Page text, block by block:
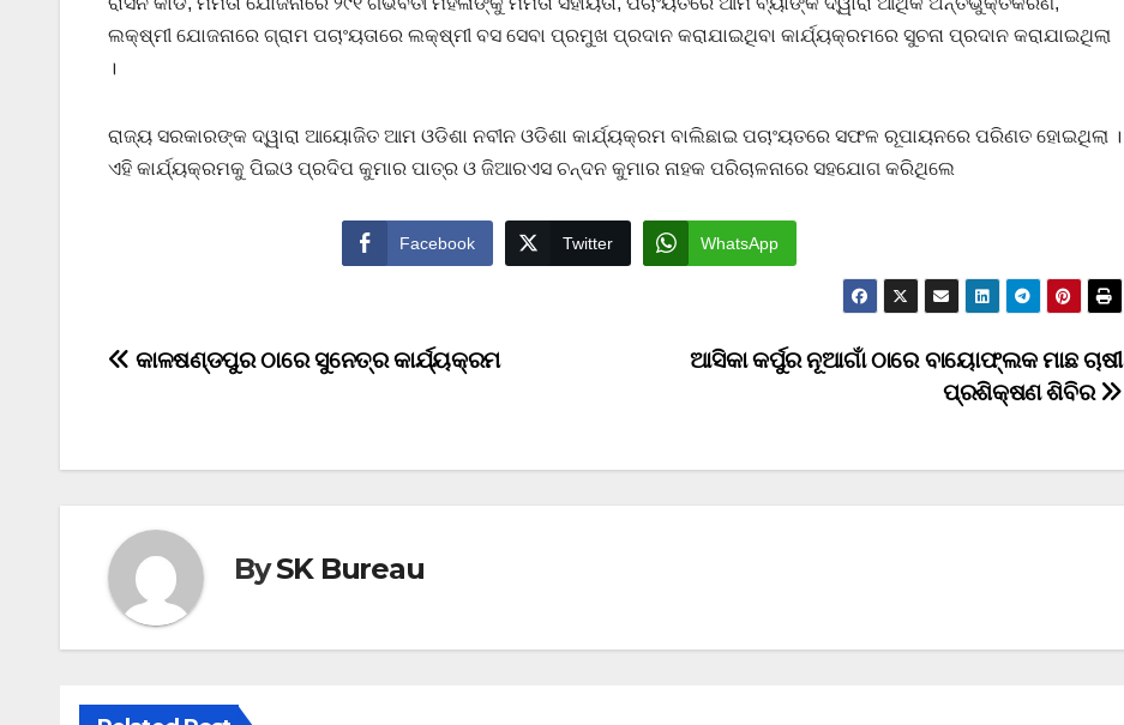
ଲକ୍ଷ୍ମୀ ଯୋଜନାରେ ଗ୍ରାମ ପଚାଂୟତାରେ ଲକ୍ଷ୍ମୀ ବସ ସେବା ପ୍ରମୁଖ ପ୍ରଦାନ କରାଯାଇଥିବା କାର୍ଯ୍ୟକ୍ରମରେ ସୁଚନା ପ୍ରଦାନ କରାଯାଇଥିଲା
।
ରାଜ୍ୟ ସରକାରଙ୍କ ଦ୍ୱାରା ଆୟୋଜିତ ଆମ ଓଡିଶା ନବୀନ ଓଡିଶା କାର୍ଯ୍ୟକ୍ରମ ବାଲିଛାଇ ପଚାଂୟତରେ ସଫଳ ରୂପାୟନରେ ପରିଣତ ହୋଇଥିଲା ।
ଏହି କାର୍ଯ୍ୟକ୍ରମକୁ ପିଇଓ ପ୍ରଦିପ କୁମାର ପାତ୍ର ଓ ଜିଆରଏସ ଚନ୍ଦନ କୁମାର ନାହକ ପରିଚାଳନାରେ ସହଯୋଗ କରିଥିଲେ
Facebook Twitter WhatsApp
Post
ଆସିକା କର୍ପୁର ନୂଆଗାଁ ଠାରେ ବାୟୋଫ୍ଲକ ମାଛ ଚାଷୀ
ପ୍ରଶିକ୍ଷଣ ଶିବିର
କାଳଷଣ୍ଡପୁର ଠାରେ ସୁନେତ୍ର କାର୍ଯ୍ୟକ୍ରମ
BySK Bureau